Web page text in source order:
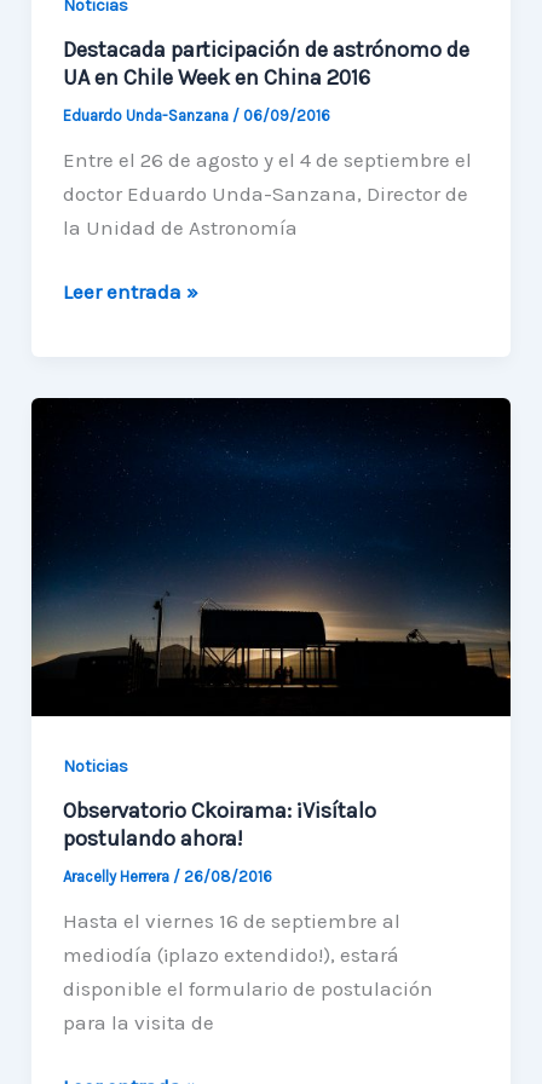
Noticias
Destacada participación de astrónomo de
UA en Chile Week en China 2016
Eduardo Unda-Sanzana / 06/09/2016
Entre el 26 de agosto y el 4 de septiembre el
doctor Eduardo Unda-Sanzana, Director de
la Unidad de Astronomía
Destacada
astrónomo
Week
en
China
2016
Leer entrada »
Noticias
Observatorio Ckoirama: ¡Visítalo
postulando ahora!
Aracelly Herrera / 26/08/2016
Hasta el viernes 16 de septiembre al
mediodía (¡plazo extendido!), estará
disponible el formulario de postulación
para la visita de